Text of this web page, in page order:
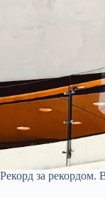
Рекорд за рекордом.